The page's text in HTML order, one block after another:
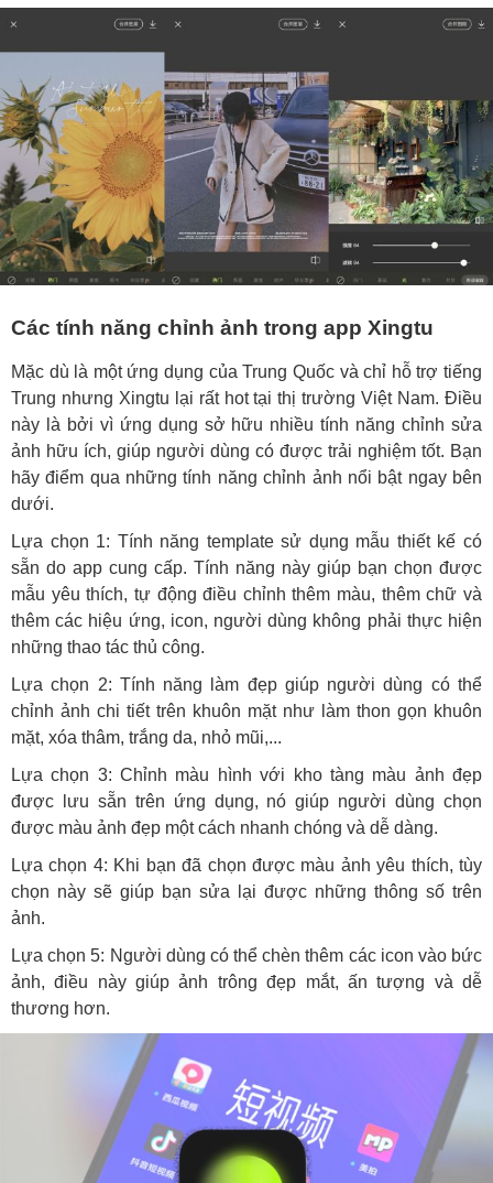
Các tính năng chỉnh ảnh trong app Xingtu
Mặc dù là một ứng dụng của Trung Quốc và chỉ hỗ trợ tiếng
Trung nhưng Xingtu lại rất hot tại thị trường Việt Nam. Điều
này là bởi vì ứng dụng sở hữu nhiều tính năng chỉnh sửa
ảnh hữu ích, giúp người dùng có được trải nghiệm tốt. Bạn
hãy điểm qua những tính năng chỉnh ảnh nổi bật ngay bên
dưới.
Lựa chọn 1: Tính năng template sử dụng mẫu thiết kế có
sẵn do app cung cấp. Tính năng này giúp bạn chọn được
mẫu yêu thích, tự động điều chỉnh thêm màu, thêm chữ và
thêm các hiệu ứng, icon, người dùng không phải thực hiện
những thao tác thủ công.
Lựa chọn 2: Tính năng làm đẹp giúp người dùng có thể
chỉnh ảnh chi tiết trên khuôn mặt như làm thon gọn khuôn
mặt, xóa thâm, trắng da, nhỏ mũi,...
Lựa chọn 3: Chỉnh màu hình với kho tàng màu ảnh đẹp
được lưu sẵn trên ứng dụng, nó giúp người dùng chọn
được màu ảnh đẹp một cách nhanh chóng và dễ dàng.
Lựa chọn 4: Khi bạn đã chọn được màu ảnh yêu thích, tùy
chọn này sẽ giúp bạn sửa lại được những thông số trên
ảnh.
Lựa chọn 5: Người dùng có thể chèn thêm các icon vào bức
ảnh, điều này giúp ảnh trông đẹp mắt, ấn tượng và dễ
thương hơn.